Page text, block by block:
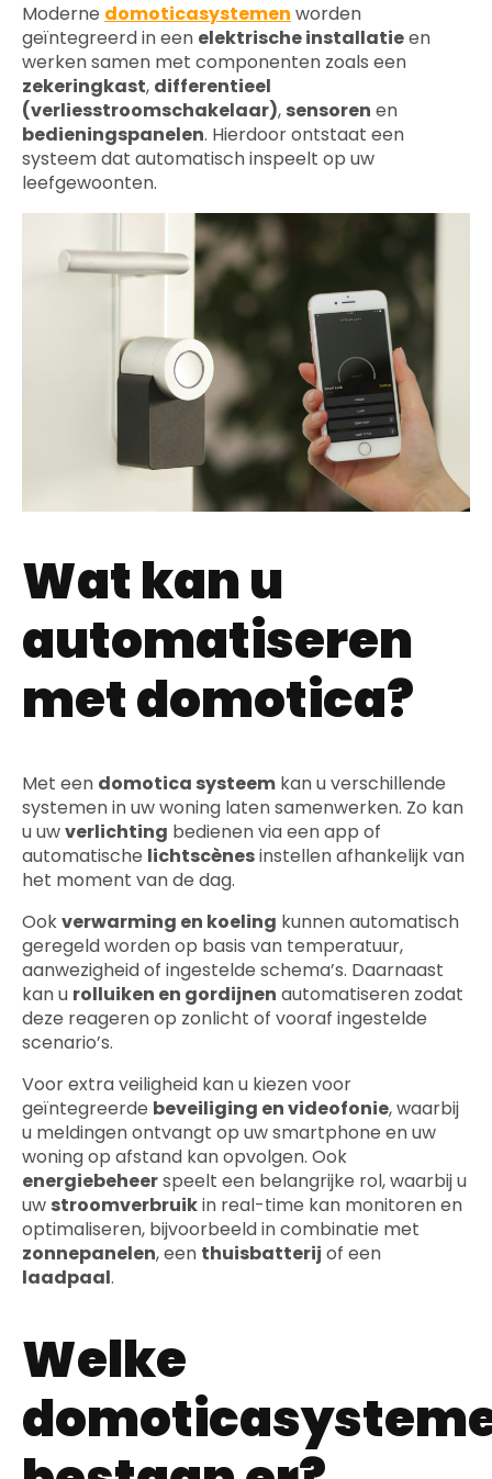
Moderne domoticasystemen worden
geïntegreerd in een elektrische installatieen
werken samen met componenten zoals een
zekeringkast, differentieel
(verliesstroomschakelaar), sensoren en
bedieningspanelen. Hierdoor ontstaat een
systeem dat automatisch inspeelt op uw
leefgewoonten.
Wat kan u
automatiseren
met domotica?
Met een domotica systeem kan u verschillende
systemen in uw woning laten samenwerken. Zo kan
u uwverlichting bedienen via een app of
automatische lichtscènesinstellen afhankelijk van
het moment van de dag.
Ookverwarming en koeling kunnen automatisch
geregeld worden op basis van temperatuur,
aanwezigheid of ingestelde schema’s. Daarnaast
kan u rolluiken en gordijnen automatiseren zodat
deze reageren op zonlicht of vooraf ingestelde
scenario’s.
Voor extra veiligheid kan u kiezen voor
geïntegreerde beveiliging en videofonie, waarbij
u meldingen ontvangt op uw smartphone en uw
woning op afstand kan opvolgen. Ook
energiebeheerspeelt een belangrijke rol, waarbij u
uw stroomverbruikin real-time kan monitoren en
optimaliseren, bijvoorbeeld in combinatie met
zonnepanelen, een thuisbatterij of een
laadpaal.
Welke